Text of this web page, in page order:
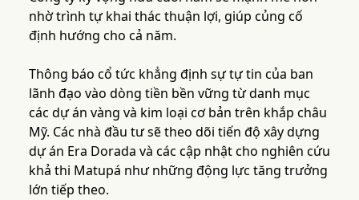
nhờ trình tự khai thác thuận lợi, giúp củng cố
định hướng cho cả năm.
Thông báo cổ tức khẳng định sự tự tin của ban
lãnh đạo vào dòng tiền bền vững từ danh mục
các dự án vàng và kim loại cơ bản trên khắp châu
Mỹ. Các nhà đầu tư sẽ theo dõi tiến độ xây dựng
dự án Era Dorada và các cập nhật cho nghiên cứu
khả thi Matupá như những động lực tăng trưởng
lớn tiếp theo.